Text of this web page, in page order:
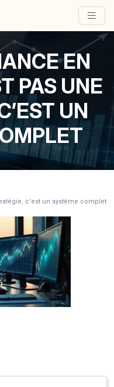
EN
PAS UNE
UN
c’est un système complet